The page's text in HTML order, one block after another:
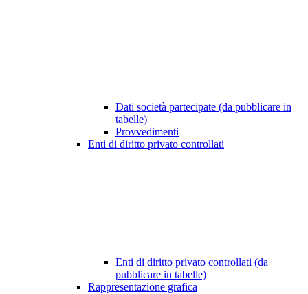
Dati società partecipate (da pubblicare in
tabelle)
Provvedimenti
Enti di diritto privato controllati
Enti di diritto privato controllati (da
pubblicare in tabelle)
Rappresentazione grafica